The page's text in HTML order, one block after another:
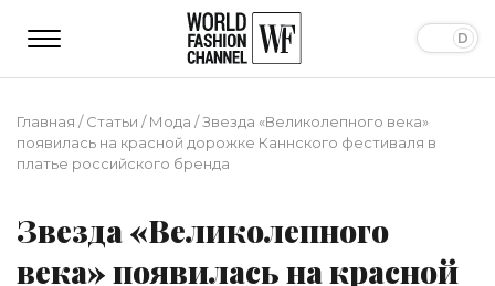
Главная /Статьи /Мода /Звезда «Великолепного века»
появилась на красной дорожке Каннского фестиваля в
платье российского бренда
Звезда «Великолепного
века» появилась на красной